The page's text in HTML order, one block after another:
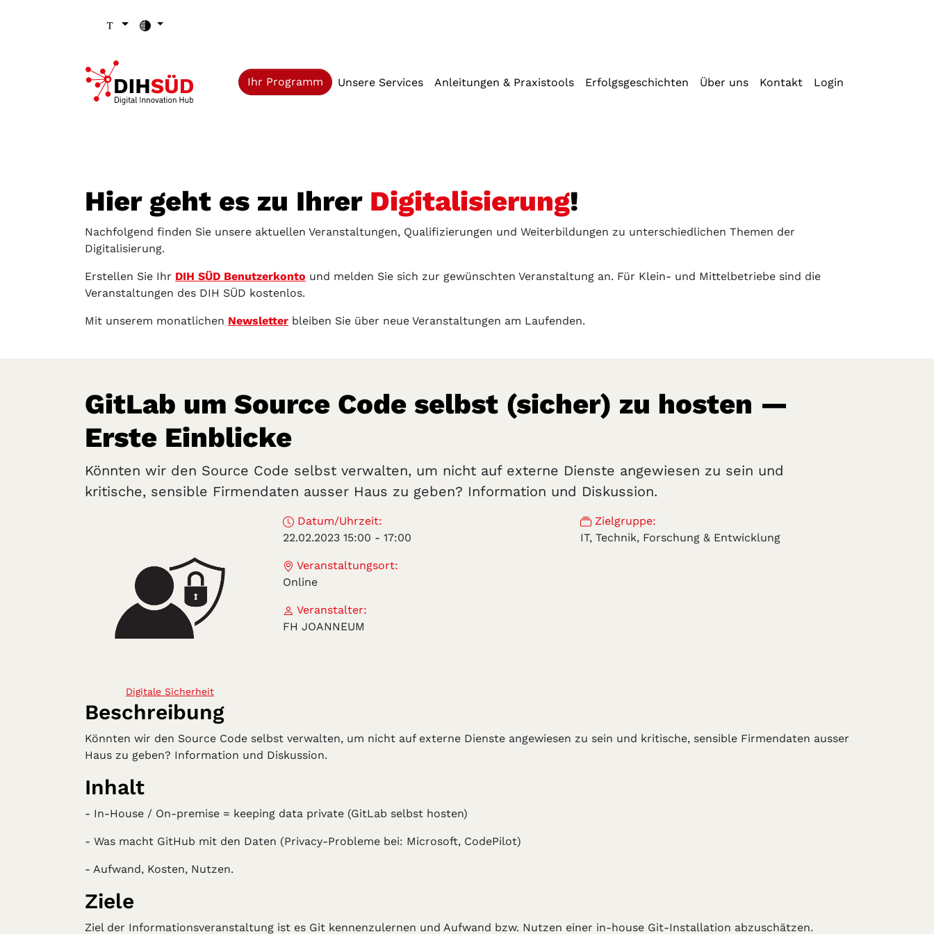
Ihr Programm (current)
Unsere Services Anleitungen & Praxistools Erfolgsgeschichten Über uns Kontakt Login
Hier geht es zu Ihrer Digitalisierung!
Nachfolgend finden Sie unsere aktuellen Veranstaltungen, Qualifizierungen und Weiterbildungen zu unterschiedlichen Themen der
Digitalisierung.
Erstellen Sie Ihr DIH SÜD Benutzerkonto und melden Sie sich zur gewünschten Veranstaltung an. Für Klein- und Mittelbetriebe sind die
Veranstaltungen des DIH SÜD kostenlos.
Mit unserem monatlichen Newsletter bleiben Sie über neue Veranstaltungen am Laufenden.
GitLab um Source Code selbst (sicher) zu hosten —
Erste Einblicke
Könnten wir den Source Code selbst verwalten, um nicht auf externe Dienste angewiesen zu sein und
kritische, sensible Firmendaten ausser Haus zu geben? Information und Diskussion.
Digitale Sicherheit
Datum/Uhrzeit:
22.02.2023 15:00 - 17:00
Veranstaltungsort:
Online
Veranstalter:
FH JOANNEUM
Zielgruppe:
IT, Technik, Forschung & Entwicklung
Beschreibung
Könnten wir den Source Code selbst verwalten, um nicht auf externe Dienste angewiesen zu sein und kritische, sensible Firmendaten ausser
Haus zu geben? Information und Diskussion.
Inhalt
- In-House / On-premise = keeping data private (GitLab selbst hosten)
- Was macht GitHub mit den Daten (Privacy-Probleme bei: Microsoft, CodePilot)
- Aufwand, Kosten, Nutzen.
Ziele
Ziel der Informationsveranstaltung ist es Git kennenzulernen und Aufwand bzw. Nutzen einer in-house Git-Installation abzuschätzen.